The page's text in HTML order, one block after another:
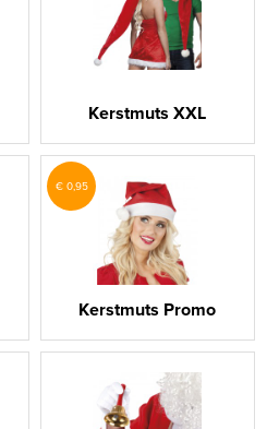
Kerstmuts XXL
€ 0,95
Kerstmuts Promo